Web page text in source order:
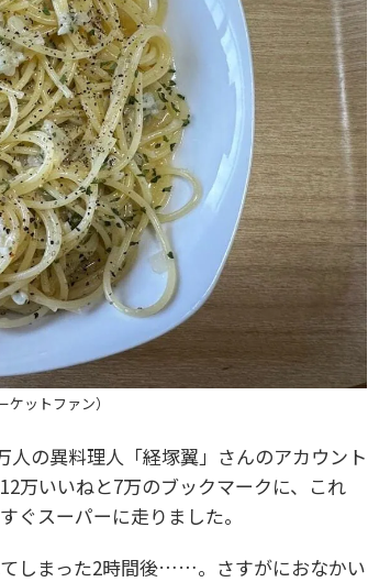
ケットファン）
の異料理人「経塚翼」さんのアカウント
万いいねと7万のブックマークに、これ
ぐスーパーに走りました。
しまった2時間後……。さすがにおなかい